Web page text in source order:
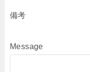
備考
Message